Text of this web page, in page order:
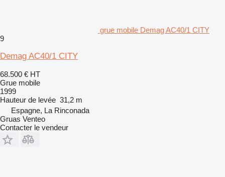
grue mobile Demag AC40/1 CITY
9
Demag AC40/1 CITY
68.500 € HT
Grue mobile
1999
Hauteur de levée 31,2 m
Espagne, La Rinconada
Gruas Venteo
Contacter le vendeur